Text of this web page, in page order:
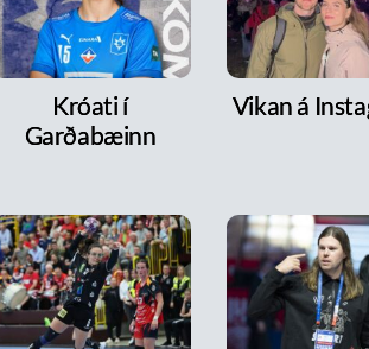
Króati í
Garðabæinn
Vikan á